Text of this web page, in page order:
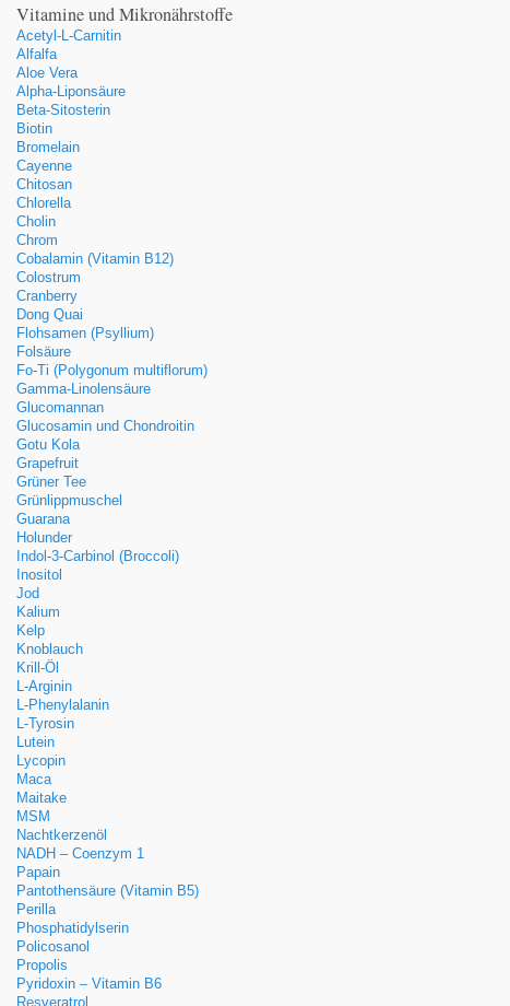
Vitamine und Mikronährstoffe
Acetyl-L-Carnitin
Alfalfa
Aloe Vera
Alpha-Liponsäure
Beta-Sitosterin
Biotin
Bromelain
Cayenne
Chitosan
Chlorella
Cholin
Chrom
Cobalamin (Vitamin B12)
Colostrum
Cranberry
Dong Quai
Flohsamen (Psyllium)
Folsäure
Fo-Ti (Polygonum multiflorum)
Gamma-Linolensäure
Glucomannan
Glucosamin und Chondroitin
Gotu Kola
Grapefruit
Grüner Tee
Grünlippmuschel
Guarana
Holunder
Indol-3-Carbinol (Broccoli)
Inositol
Jod
Kalium
Kelp
Knoblauch
Krill-Öl
L-Arginin
L-Phenylalanin
L-Tyrosin
Lutein
Lycopin
Maca
Maitake
MSM
Nachtkerzenöl
NADH – Coenzym 1
Papain
Pantothensäure (Vitamin B5)
Perilla
Phosphatidylserin
Policosanol
Propolis
Pyridoxin – Vitamin B6
Resveratrol